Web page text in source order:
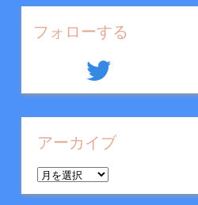
フォローする
twitter
アーカイブ
ア
ー